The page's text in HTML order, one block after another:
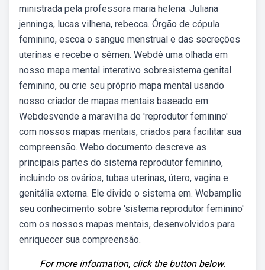
ministrada pela professora maria helena. Juliana
jennings, lucas vilhena, rebecca. Órgão de cópula
feminino, escoa o sangue menstrual e das secreções
uterinas e recebe o sêmen. Webdê uma olhada em
nosso mapa mental interativo sobresistema genital
feminino, ou crie seu próprio mapa mental usando
nosso criador de mapas mentais baseado em.
Webdesvende a maravilha de 'reprodutor feminino'
com nossos mapas mentais, criados para facilitar sua
compreensão. Webo documento descreve as
principais partes do sistema reprodutor feminino,
incluindo os ovários, tubas uterinas, útero, vagina e
genitália externa. Ele divide o sistema em. Webamplie
seu conhecimento sobre 'sistema reprodutor feminino'
com os nossos mapas mentais, desenvolvidos para
enriquecer sua compreensão.
For more information, click the button below.